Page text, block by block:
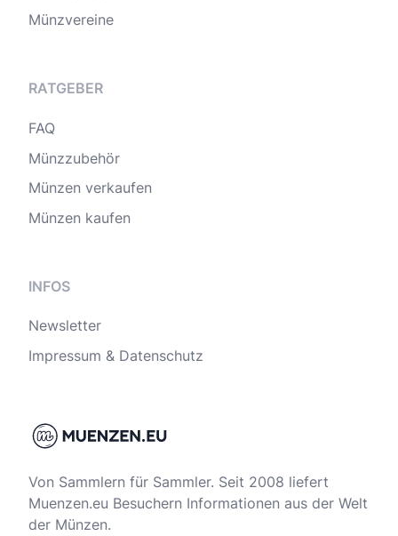
Von Sammlern für Sammler. Seit 2008 liefert
Muenzen.eu Besuchern Informationen aus der Welt
der Münzen.
Münzvereine
RATGEBER
FAQ
Münzzubehör
Münzen verkaufen
Münzen kaufen
INFOS
Newsletter
Impressum & Datenschutz